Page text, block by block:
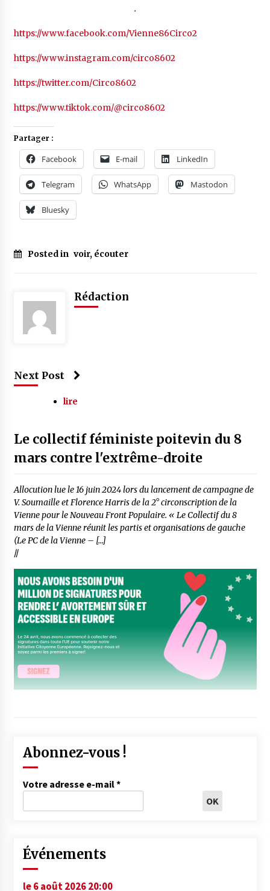
.
https://www.facebook.com/Vienne86Circo2
https://www.instagram.com/circo8602
https://twitter.com/Circo8602
https://www.tiktok.com/@circo8602
Partager :
Facebook E-mail LinkedIn
Telegram WhatsApp Mastodon
Bluesky
Posted in voir, écouter
Rédaction
Next Post
lire
Le collectif féministe poitevin du 8
mars contre l'extrême-droite
Allocution lue le 16 juin 2024 lors du lancement de campagne de
V. Soumaille et Florence Harris de la 2° circonscription de la
Vienne pour le Nouveau Front Populaire. « Le Collectif du 8
mars de la Vienne réunit les partis et organisations de gauche
(Le PC de la Vienne – […]
//
Abonnez-vous !
Votre adresse e-mail*
Événements
le 6 août 2026 20:00